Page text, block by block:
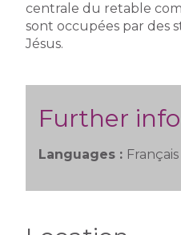
centrale du retable
sont occupées par des
Jésus.
Further
Languages : Français